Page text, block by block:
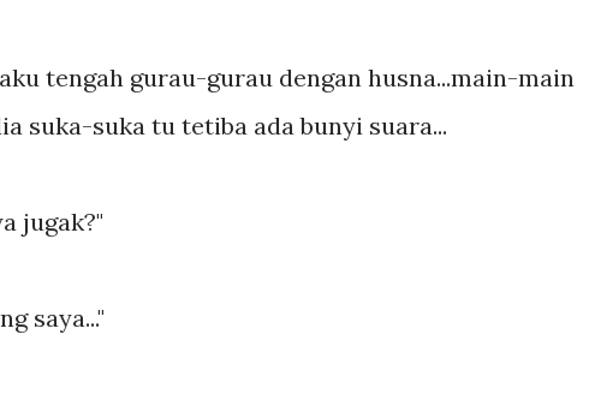
tengah gurau-gurau dengan husna...main-main
suka-suka tu tetiba ada bunyi suara...
jugak?"
saya..."